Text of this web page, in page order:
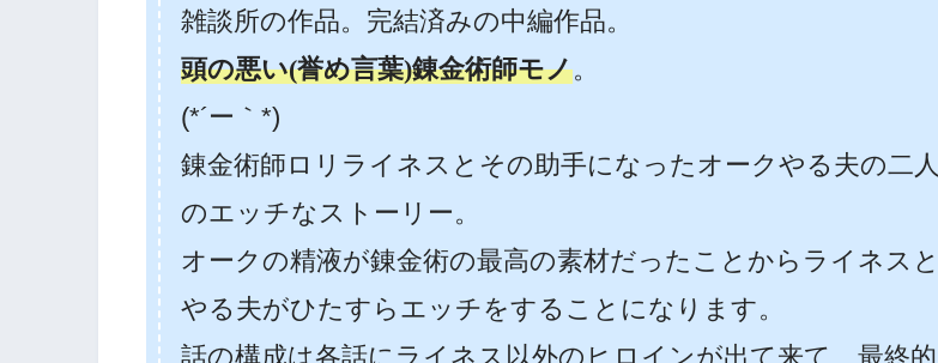
雑談所の作品。 完結済みの中編作品。
頭の悪い(誉め言葉)錬金術師モノ。
(*´ー｀*)
錬金術師ロリライネスとその助手になったオークやる夫の二人
のエッチなストーリー。
オークの精液が錬金術の最高の素材だったことからライネスと
やる夫がひたすらエッチをすることになります。
話の構成は各話にライネス以外のヒロインが出て来て、最終的